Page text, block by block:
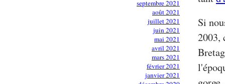
septembre 2021
août 2021
juillet 2021
juin 2021
mai 2021
avril 2021
mars 2021
février 2021
janvier 2021
Si
2003,